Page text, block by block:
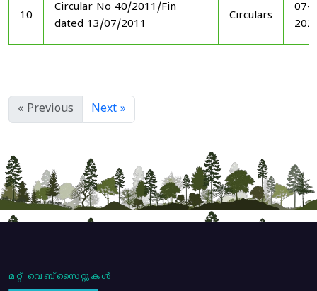
10
Circular No 40/2011/Fin
dated 13/07/2011
Circulars
07-
« Previous Next »
മറ്റ് വെബ്സൈറ്റുകൾ